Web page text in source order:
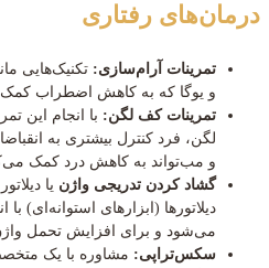
درمان‌های رفتاری
تمرینات آرام‌سازی: تکنیک‌هایی
و یوگا که به کاهش اضطراب کمک
تمرینات کف لگن: با انجام این
لگن، فرد کنترل بیشتری به
و مب‌تواند به کاهش درد کمک
گشاد کردن تدریجی واژن یا
دیلاتورها (ابزارهای استوانه‌ای)
می‌شود و برای افزایش تحمل
سکس‌تراپی: مشاوره با یک